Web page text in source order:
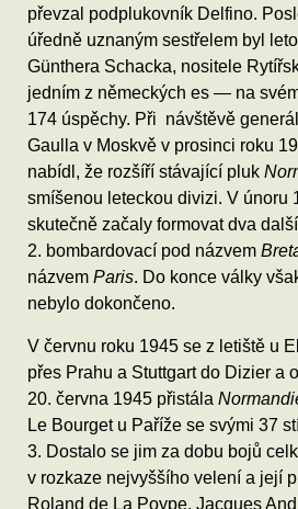
převzal podplukovník Delfino.
úředně uznaným sestřelem byl
Günthera Schacka, nositele
jedním z německých es — na
174 úspěchy. Při návštěvě
Gaulla v Moskvě v prosinci roku
nabídl, že rozšíří stávající pluk
smíšenou leteckou divizi. V únoru
skutečně začaly formovat dva
2. bombardovací pod názvem
názvem Paris. Do konce války
nebylo dokončeno.
V červnu roku 1945 se z letiště u
přes Prahu a Stuttgart do Dizier a
20. června 1945 přistála
Le Bourget u Paříže se svými 37
3. Dostalo se jim za dobu bojů
v rozkaze nejvyššího velení a její
Roland de La Poype, Jacques